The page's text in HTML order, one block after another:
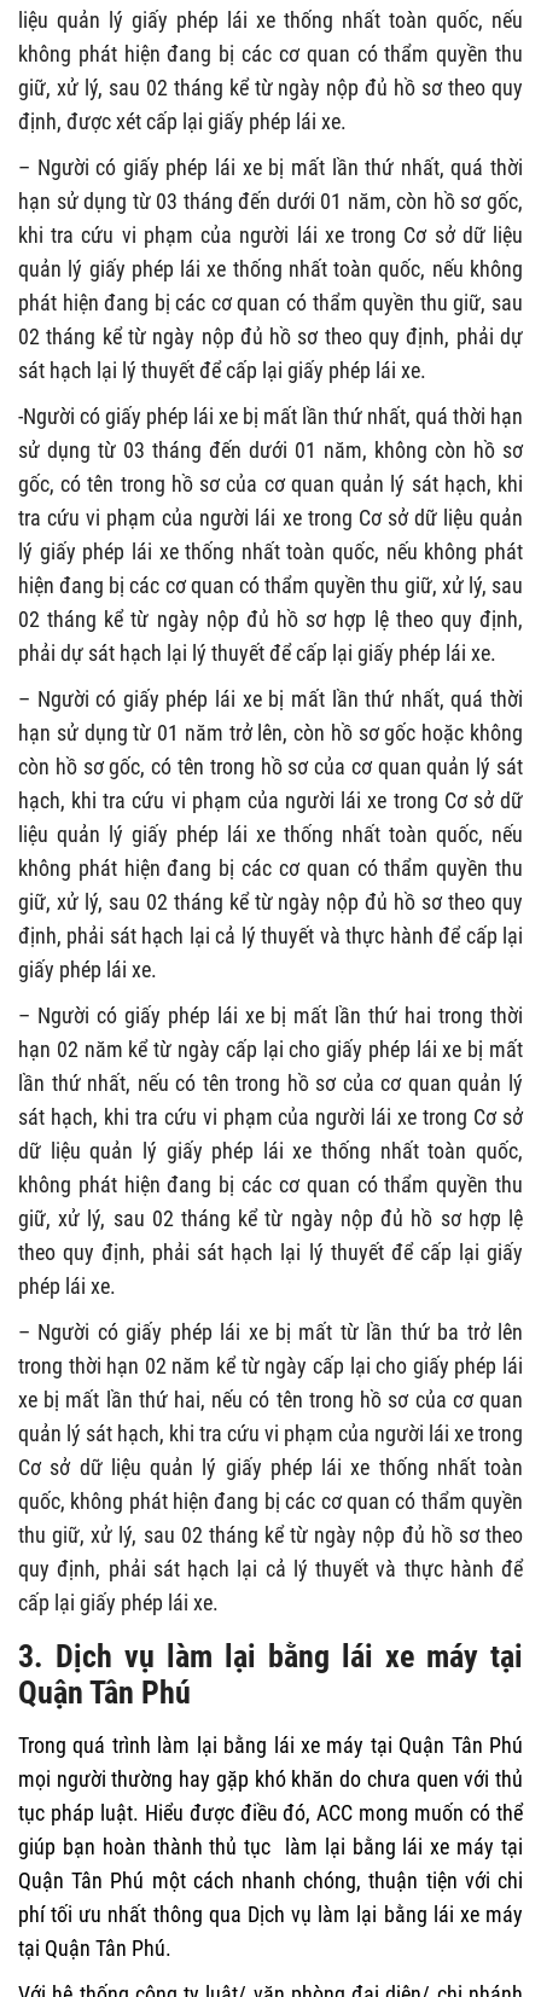
liệu quản lý giấy phép lái xe thống nhất toàn quốc, nếu
không phát hiện đang bị các cơ quan có thẩm quyền thu
giữ, xử lý, sau 02 tháng kể từ ngày nộp đủ hồ sơ theo quy
định, được xét cấp lại giấy phép lái xe.
– Người có giấy phép lái xe bị mất lần thứ nhất, quá thời
hạn sử dụng từ 03 tháng đến dưới 01 năm, còn hồ sơ gốc,
khi tra cứu vi phạm của người lái xe trong Cơ sở dữ liệu
quản lý giấy phép lái xe thống nhất toàn quốc, nếu không
phát hiện đang bị các cơ quan có thẩm quyền thu giữ, sau
02 tháng kể từ ngày nộp đủ hồ sơ theo quy định, phải dự
sát hạch lại lý thuyết để cấp lại giấy phép lái xe.
-Người có giấy phép lái xe bị mất lần thứ nhất, quá thời hạn
sử dụng từ 03 tháng đến dưới 01 năm, không còn hồ sơ
gốc, có tên trong hồ sơ của cơ quan quản lý sát hạch, khi
tra cứu vi phạm của người lái xe trong Cơ sở dữ liệu quản
lý giấy phép lái xe thống nhất toàn quốc, nếu không phát
hiện đang bị các cơ quan có thẩm quyền thu giữ, xử lý, sau
02 tháng kể từ ngày nộp đủ hồ sơ hợp lệ theo quy định,
phải dự sát hạch lại lý thuyết để cấp lại giấy phép lái xe.
– Người có giấy phép lái xe bị mất lần thứ nhất, quá thời
hạn sử dụng từ 01 năm trở lên, còn hồ sơ gốc hoặc không
còn hồ sơ gốc, có tên trong hồ sơ của cơ quan quản lý sát
hạch, khi tra cứu vi phạm của người lái xe trong Cơ sở dữ
liệu quản lý giấy phép lái xe thống nhất toàn quốc, nếu
không phát hiện đang bị các cơ quan có thẩm quyền thu
giữ, xử lý, sau 02 tháng kể từ ngày nộp đủ hồ sơ theo quy
định, phải sát hạch lại cả lý thuyết và thực hành để cấp lại
giấy phép lái xe.
– Người có giấy phép lái xe bị mất lần thứ hai trong thời
hạn 02 năm kể từ ngày cấp lại cho giấy phép lái xe bị mất
lần thứ nhất, nếu có tên trong hồ sơ của cơ quan quản lý
sát hạch, khi tra cứu vi phạm của người lái xe trong Cơ sở
dữ liệu quản lý giấy phép lái xe thống nhất toàn quốc,
không phát hiện đang bị các cơ quan có thẩm quyền thu
giữ, xử lý, sau 02 tháng kể từ ngày nộp đủ hồ sơ hợp lệ
theo quy định, phải sát hạch lại lý thuyết để cấp lại giấy
phép lái xe.
– Người có giấy phép lái xe bị mất từ lần thứ ba trở lên
trong thời hạn 02 năm kể từ ngày cấp lại cho giấy phép lái
xe bị mất lần thứ hai, nếu có tên trong hồ sơ của cơ quan
quản lý sát hạch, khi tra cứu vi phạm của người lái xe trong
Cơ sở dữ liệu quản lý giấy phép lái xe thống nhất toàn
quốc, không phát hiện đang bị các cơ quan có thẩm quyền
thu giữ, xử lý, sau 02 tháng kể từ ngày nộp đủ hồ sơ theo
quy định, phải sát hạch lại cả lý thuyết và thực hành để
cấp lại giấy phép lái xe.
3. Dịch vụ làm lại bằng lái xe máy tại
Quận Tân Phú
Trong quá trình làm lại bằng lái xe máy tại Quận Tân Phú
mọi người thường hay gặp khó khăn do chưa quen với thủ
tục pháp luật. Hiểu được điều đó, ACC mong muốn có thể
giúp bạn hoàn thành thủ tục làm lại bằng lái xe máy tại
Quận Tân Phú một cách nhanh chóng, thuận tiện với chi
phí tối ưu nhất thông qua Dịch vụ làm lại bằng lái xe máy
tại Quận Tân Phú.